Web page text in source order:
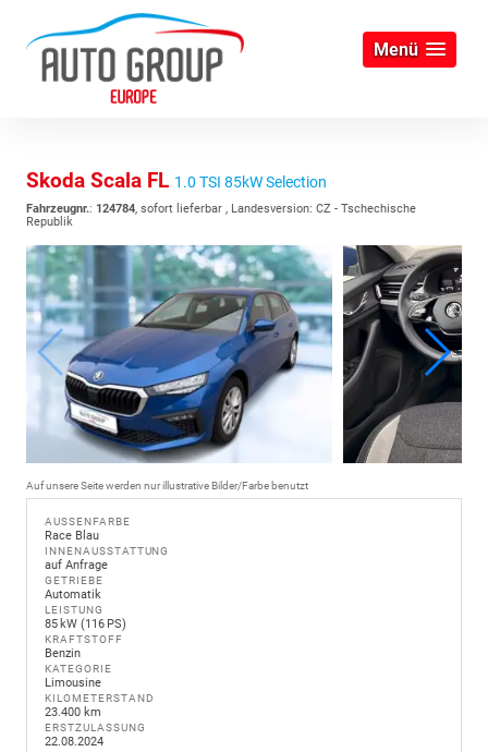
Menü
Skoda Scala FL 1.0 TSI 85kW Selection
Fahrzeugnr.: 124784, sofort lieferbar , Landesversion: CZ - Tschechische
Republik
Auf unsere Seite werden nur illustrative Bilder/Farbe benutzt
AUSSENFARBE
Race Blau
INNENAUSSTATTUNG
auf Anfrage
GETRIEBE
Automatik
LEISTUNG
85 kW (116 PS)
KRAFTSTOFF
Benzin
KATEGORIE
Limousine
KILOMETERSTAND
23.400 km
ERSTZULASSUNG
22.08.2024